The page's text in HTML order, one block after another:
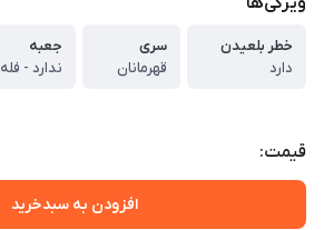
خطر بلعیدن
دارد
سری
قهرمانان
جعبه
ندارد - فله
قیمت:
افزودن به سبدخرید